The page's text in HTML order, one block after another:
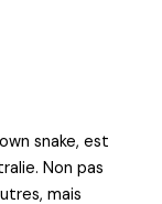
snake, est
Non pas
mais